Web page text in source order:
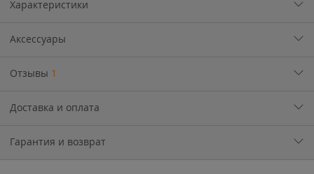
Характеристики
Аксессуары
Отзывы 1
Доставка и оплата
Гарантия и возврат